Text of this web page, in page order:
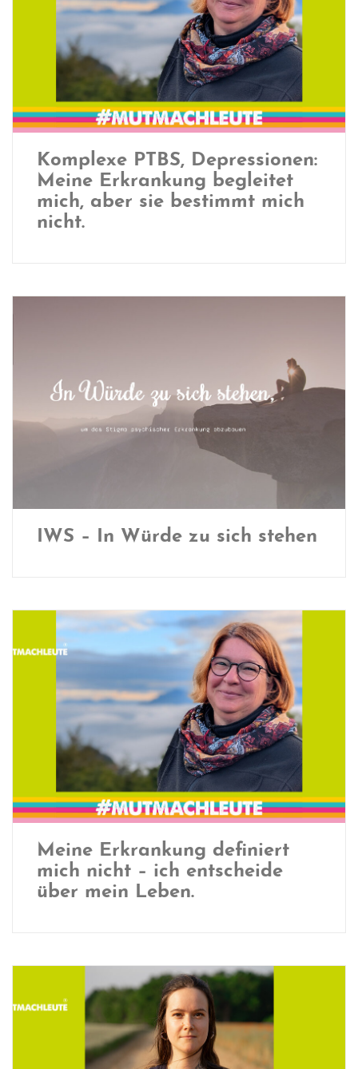
Komplexe PTBS, Depressionen:
Meine Erkrankung begleitet
mich, aber sie bestimmt mich
nicht.
IWS – In Würde zu sich stehen
Meine Erkrankung definiert
mich nicht – ich entscheide
über mein Leben.